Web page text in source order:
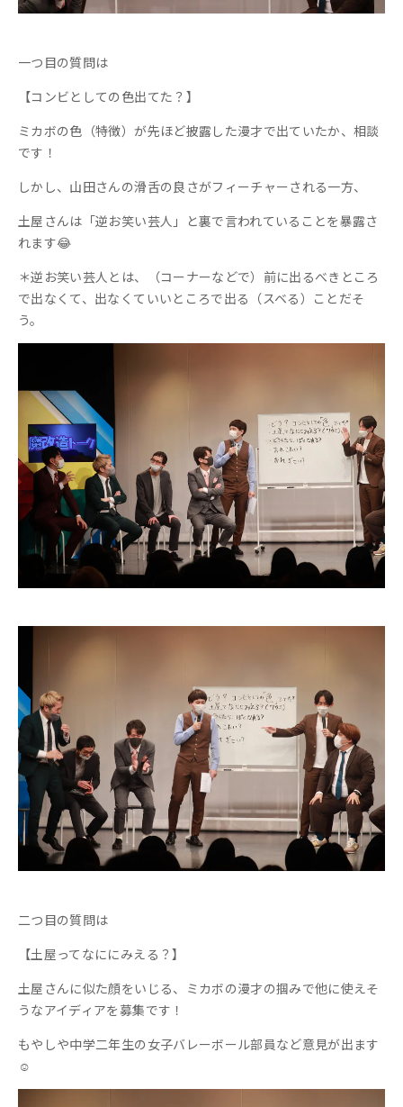
一つ目の質問は
【コンビとしての色出てた？】
ミカボの色（特徴）が先ほど披露した漫才で出ていたか、相談
です！
しかし、山田さんの滑舌の良さがフィーチャーされる一方、
土屋さんは「逆お笑い芸人」と裏で言われていることを暴露さ
れます😂
＊逆お笑い芸人とは、（コーナーなどで）前に出るべきところ
で出なくて、出なくていいところで出る（スベる）ことだそ
う。
二つ目の質問は
【土屋ってなににみえる？】
土屋さんに似た顔をいじる、ミカボの漫才の掴みで他に使えそ
うなアイディアを募集です！
もやしや中学二年生の女子バレーボール部員など意見が出ます
☺️